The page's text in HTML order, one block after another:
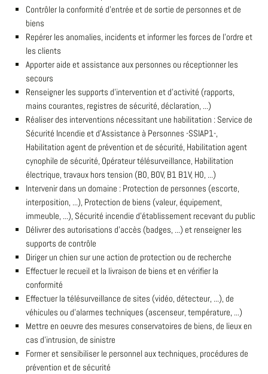
Contrôler la conformité d'entrée et de sortie de personnes et de
biens
Repérer les anomalies, incidents et informer les forces de l'ordre et
les clients
Apporter aide et assistance aux personnes ou réceptionner les
secours
Renseigner les supports d'intervention et d'activité (rapports,
mains courantes, registres de sécurité, déclaration, ...)
Réaliser des interventions nécessitant une habilitation : Service de
Sécurité Incendie et d'Assistance à Personnes -SSIAP1-,
Habilitation agent de prévention et de sécurité, Habilitation agent
cynophile de sécurité, Opérateur télésurveillance, Habilitation
électrique, travaux hors tension (B0, B0V, B1 B1V, H0, ...)
Intervenir dans un domaine : Protection de personnes (escorte,
interposition, ...), Protection de biens (valeur, équipement,
immeuble, ...), Sécurité incendie d'établissement recevant du public
Délivrer des autorisations d'accès (badges, ...) et renseigner les
supports de contrôle
Diriger un chien sur une action de protection ou de recherche
Effectuer le recueil et la livraison de biens et en vérifier la
conformité
Effectuer la télésurveillance de sites (vidéo, détecteur, ...), de
véhicules ou d'alarmes techniques (ascenseur, température, ...)
Mettre en oeuvre des mesures conservatoires de biens, de lieux en
cas d'intrusion, de sinistre
Former et sensibiliser le personnel aux techniques, procédures de
prévention et de sécurité